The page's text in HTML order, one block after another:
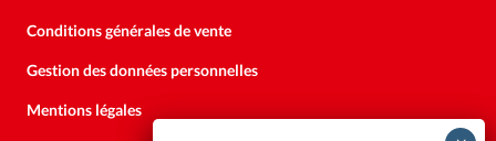
Conditions générales de vente
Gestion des données personnelles
Mentions légales